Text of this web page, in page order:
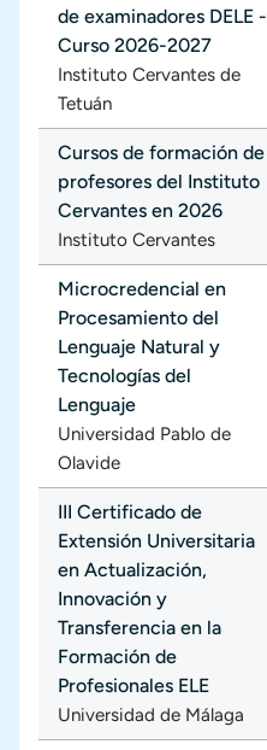
de examinadores DELE -
Curso 2026-2027
Instituto Cervantes de
Tetuán
Cursos de formación de
profesores del Instituto
Cervantes en 2026
Instituto Cervantes
Microcredencial en
Procesamiento del
Lenguaje Natural y
Tecnologías del
Lenguaje
Universidad Pablo de
Olavide
III Certificado de
Extensión Universitaria
en Actualización,
Innovación y
Transferencia en la
Formación de
Profesionales ELE
Universidad de Málaga